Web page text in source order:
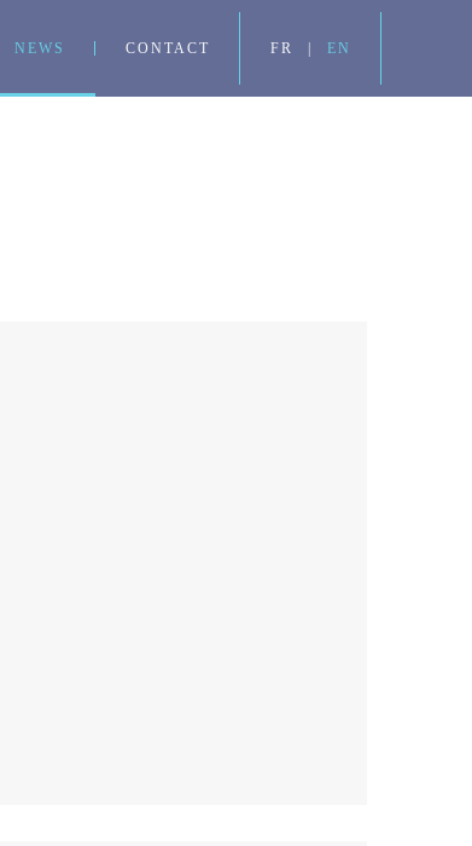
NEWS CONTACT FR EN